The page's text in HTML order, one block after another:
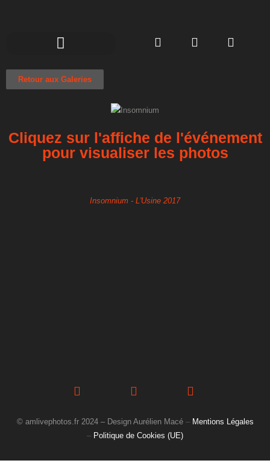
Retour aux Galeries
Cliquez sur l'affiche de l'événement
pour visualiser les photos
Insomnium - L'Usine 2017
© amlivephotos.fr 2024 – Design Aurélien Macé– Mentions Légales
– Politique de Cookies (UE)